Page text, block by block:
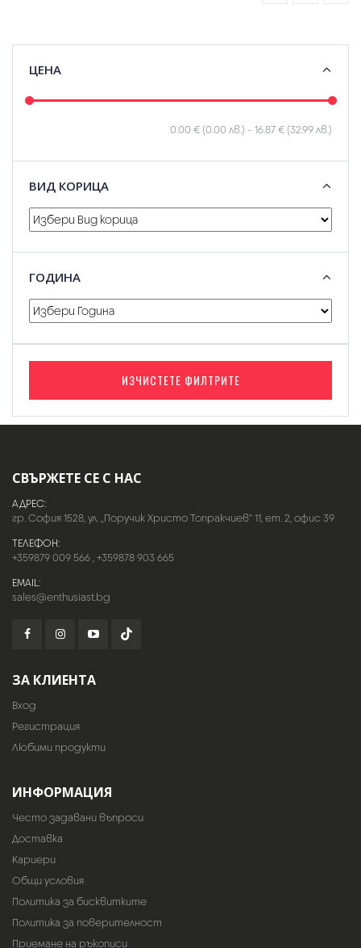
ЦЕНА
0.00 € (0.00 лв.) - 16.87 € (32.99 лв.)
ВИД КОРИЦА
ГОДИНА
ИЗЧИСТЕТЕ ФИЛТРИТЕ
СВЪРЖЕТЕ СЕ С НАС
АДРЕС:
гр. София 1528, ул. „Поручик Христо Топракчиев“ 11, ет. 2, офис 39
ТЕЛЕФОН:
+359879 009 566,+359878 903 665
EMAIL:
sales@enthusiast.bg
ЗА КЛИЕНТА
Вход
Регистрация
Любими продукти
ИНФОРМАЦИЯ
Често задавани въпроси
Доставка
Кариери
Общи условия
Политика за бисквитките
Политика за поверителност
Приемане на ръкописи